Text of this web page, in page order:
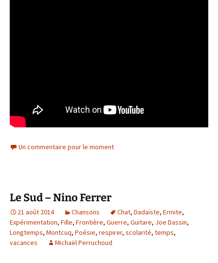
Un commentaire pour le moment
Le Sud – Nino Ferrer
21 août 2014 Chansons Chat, Dadaïste, Ermite,
Expérimentation, Fille, Frontière, Guerre, Guitare, Joe Dassin,
Longtemps, Montcuq, Poésie, respirer, scolarité, temps,
vacances
Michaël Perruchoud